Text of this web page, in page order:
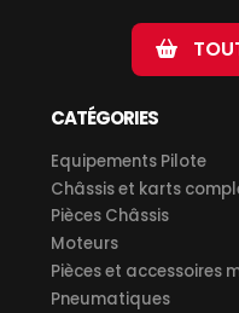
CATÉGORIES
Equipements Pilote
Châssis et karts
Pièces Châssis
Moteurs
Pièces et accessoires
Pneumatiques